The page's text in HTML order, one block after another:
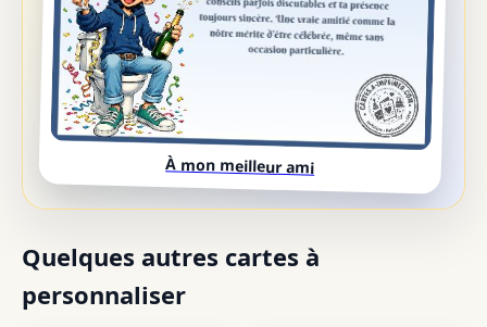
À mon meilleur ami
Quelques autres cartes à
personnaliser